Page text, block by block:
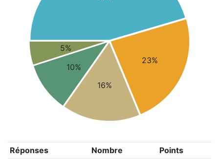
23%
16%
10%
5%
Réponses Nombre
Points